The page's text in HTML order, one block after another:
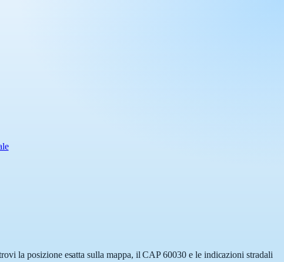
la posizione esatta sulla mappa, il CAP 60030 e le indicazioni stradali